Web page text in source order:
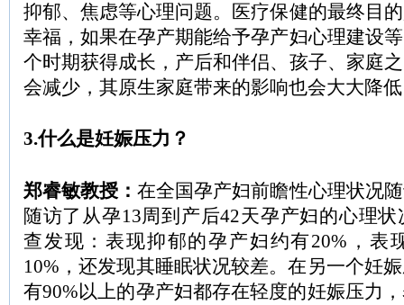
抑郁、焦虑等心理问题。医疗保健的最终目
幸福，如果在孕产期能给予孕产妇心理建设
个时期获得成长，产后和伴侣、孩子、家庭
会减少，其原生家庭带来的影响也会大大降
3.什么是妊娠压力？
郑睿敏教授：在全国孕产妇前瞻性心理状况
随访了从孕13周到产后42天孕产妇的心理
查发现：表现抑郁的孕产妇约有20%，表
10%，还发现其睡眠状况较差。在另一个妊
有90%以上的孕产妇都存在轻度的妊娠压力